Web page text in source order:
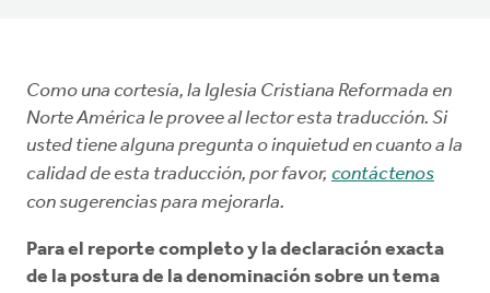
Como una cortesía, la Iglesia Cristiana Reformada en
Norte América le provee al lector esta traducción. Si
usted tiene alguna pregunta o inquietud en cuanto a la
calidad de esta traducción, por favor, contáctenos
con sugerencias para mejorarla.
Para el reporte completo y la declaración exacta
de la postura de la denominación sobre un tema